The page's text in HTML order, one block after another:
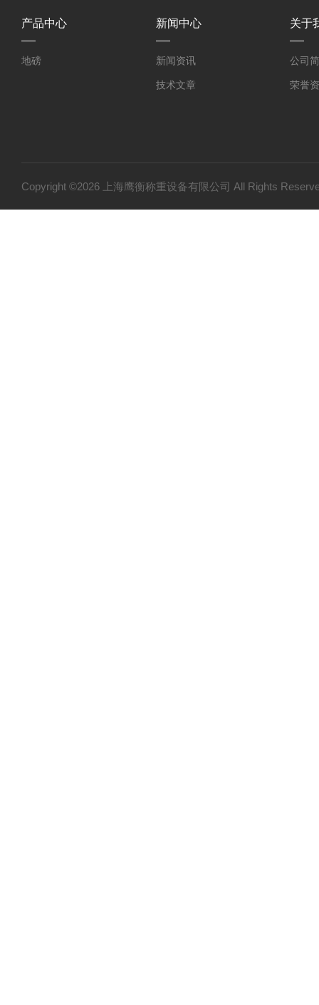
产品中心
地磅
新闻中心
新闻资讯
技术文章
关于
公司
荣誉
Copyright ©2026 上海鹰衡称重设备有限公司 All Rights